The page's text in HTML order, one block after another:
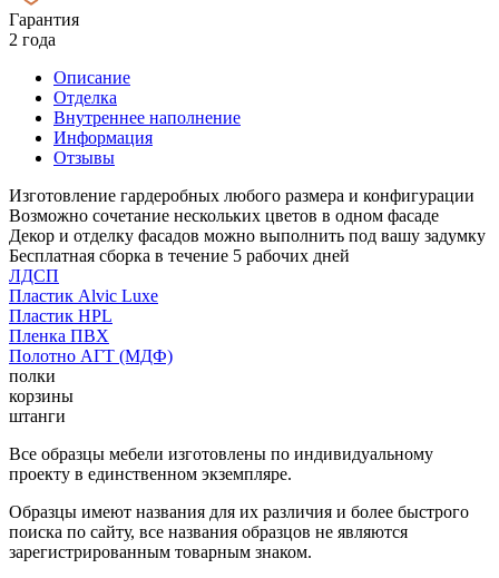
Гарантия
2 года
Описание
Отделка
Внутреннее наполнение
Информация
Отзывы
Изготовление гардеробных любого размера и конфигурации
Возможно сочетание нескольких цветов в одном фасаде
Декор и отделку фасадов можно выполнить под вашу задумку
Бесплатная сборка в течение 5 рабочих дней
ЛДСП
Пластик Alvic Luxe
Пластик HPL
Пленка ПВХ
Полотно АГТ (МДФ)
полки
корзины
штанги
Все образцы мебели изготовлены по индивидуальному
проекту в единственном экземпляре.
Образцы имеют названия для их различия и более быстрого
поиска по сайту, все названия образцов не являются
зарегистрированным товарным знаком.